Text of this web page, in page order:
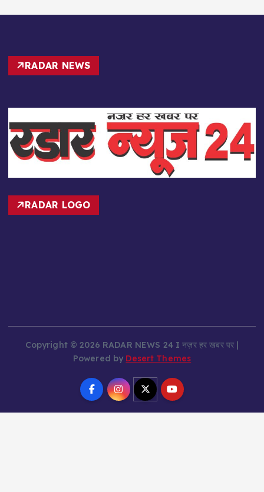
RADAR NEWS
RADAR LOGO
Copyright © 2026 RADAR NEWS 24 I नज़र हर खबर पर |
Powered by Desert Themes